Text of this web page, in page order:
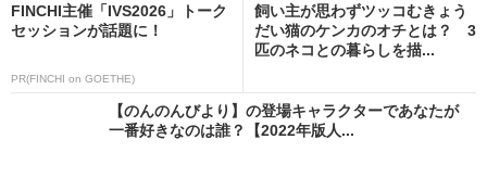
FINCHI主催「IVS2026」トーク
セッションが話題に！
PR(FINCHI on GOETHE)
飼い主が思わずツッコむきょう
だい猫のケンカのオチとは？ 3
匹のネコとの暮らしを描...
【のんのんびより】の登場キャラクターであなたが
一番好きなのは誰？【2022年版人...